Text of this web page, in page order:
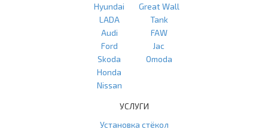
Hyundai
LADA
Audi
Ford
Skoda
Honda
Nissan
Great Wall
Tank
FAW
Jac
Omoda
УСЛУГИ
Установка стёкол